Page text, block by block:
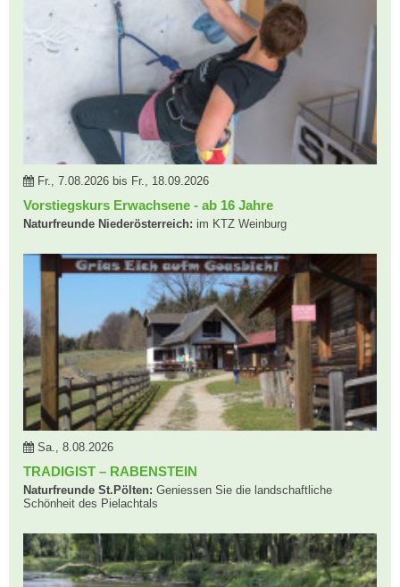
Fr., 7.08.2026 bis Fr., 18.09.2026
Vorstiegskurs Erwachsene - ab 16 Jahre
Naturfreunde Niederösterreich: im KTZ Weinburg
Sa., 8.08.2026
TRADIGIST – RABENSTEIN
Naturfreunde St.Pölten: Geniessen Sie die landschaftliche
Schönheit des Pielachtals